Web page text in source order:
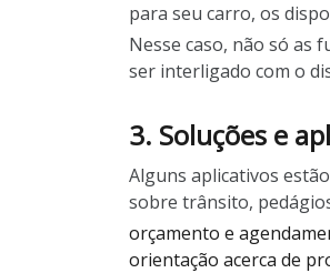
para seu carro, os
Nesse caso, não só as
ser interligado com o
3. Soluções e
Alguns aplicativos
sobre trânsito,
orçamento e
orientação acerca de